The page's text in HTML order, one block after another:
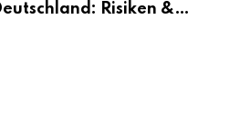
Risiken &